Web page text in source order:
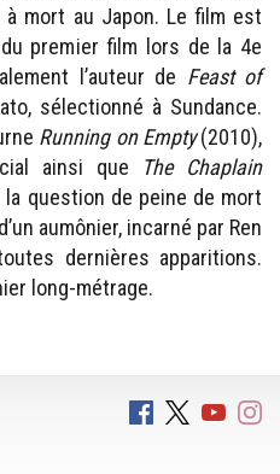
à mort au Japon. Le film est
premier film lors de la 4e
l’auteur de Feast of
sélectionné à Sundance.
Running on Empty(2010),
ainsi que
The Chaplain
question de peine de mort
aumônier, incarné par Ren
dernières apparitions.
long-métrage.